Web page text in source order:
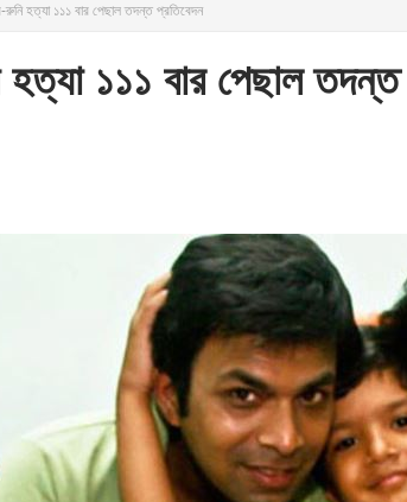
রুনি হত্যা ১১১ বার পেছাল তদন্ত প্রতিবেদন
১১১ বার পেছাল